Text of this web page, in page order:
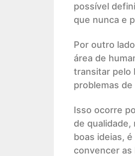
possível
que nunca e
Por outro
área de
transitar pelo
problemas de
Isso ocorre
de
boas ideias,
convencer as